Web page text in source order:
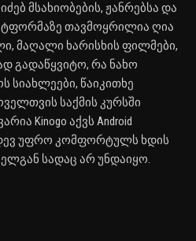
მსახიობების, ჟანრებსა და
თავმოყრილია ღია
მაღალი ხარისხის ფილმები,
გადაწყვიტო, რა ნახო
სიახლეები, წაიკითხე
საქმის კურსში
Kinogo აქვს Android
უფრო კომფორტულს ხდის
სადაც არ უნდაიყო.